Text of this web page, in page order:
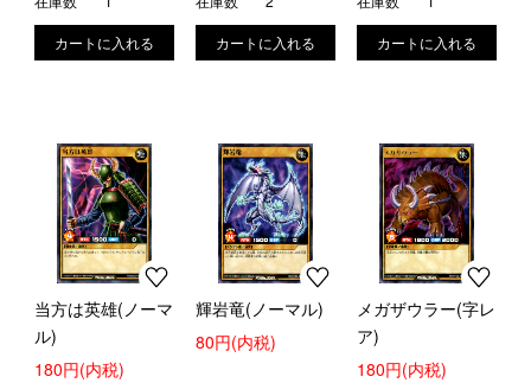
当方は英雄(ノーマ
ル)
180円(内税)
輝岩竜(ノーマル)
80円(内税)
メガザウラー(字レ
ア)
180円(内税)